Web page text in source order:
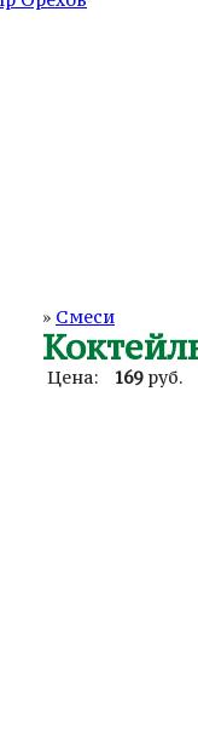
» Смеси
Цена: 169руб.